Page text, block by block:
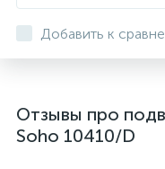
подвесные
подвесные
светильники
Добавить к
Отзывы про
Soho 10410/D